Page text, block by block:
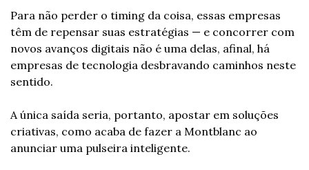
Para não perder o timing da coisa, essas empresas
têm de repensar suas estratégias — e concorrer com
novos avanços digitais não é uma delas, afinal, há
empresas de tecnologia desbravando caminhos neste
sentido.
A única saída seria, portanto, apostar em soluções
criativas, como acaba de fazer a Montblanc ao
anunciar uma pulseira inteligente.